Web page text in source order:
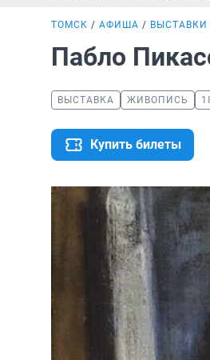
ТОМСК АФИША ВЫСТАВКИ
Пабло
ВЫСТАВКА ЖИВОПИСЬ
Купить билеты